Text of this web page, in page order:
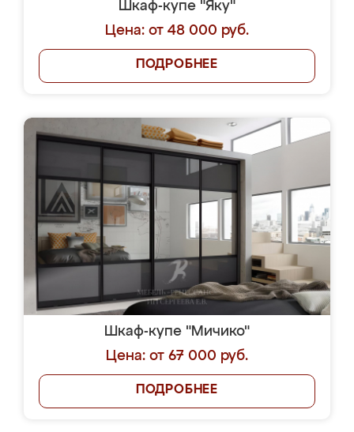
Шкаф-купе "Яку"
Цена: от 48 000 руб.
ПОДРОБНЕЕ
Шкаф-купе "Мичико"
Цена: от 67 000 руб.
ПОДРОБНЕЕ